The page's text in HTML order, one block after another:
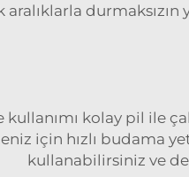
aralıklarla
kullanımı kolay pil ile
için hızlı budama
kullanabilirsiniz ve